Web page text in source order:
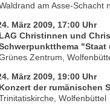
am Asse-Schacht
März 2009, 17:00 Uhr
LAG Christinnen und
"Staat
Zentrum,
März 2009, 19:00 Uhr
Konzert der rumänischen
Wolfenbüttel